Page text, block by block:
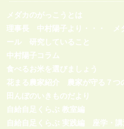
メダカのがっこうとは
理事長 中村陽子より・・・
メ
ール
研究していること
中村陽子コラム
食べるお米を選びましょう
花まる農家紹介
農家が守る７つ
田んぼのいきものだより
自給自足くらぶ 教室編
自給自足くらぶ 実践編
座学・